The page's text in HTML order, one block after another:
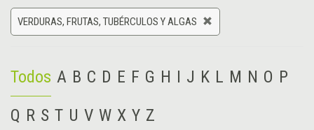
VERDURAS, FRUTAS, TUBÉRCULOS Y ALGAS
Todos A B C D E F G H I J K L M N O P
Q R S T U V W X Y Z